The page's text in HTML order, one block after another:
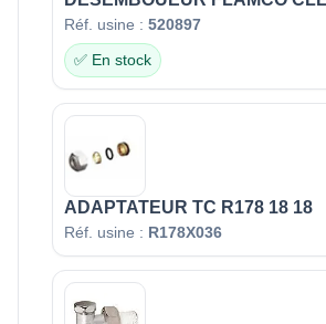
Réf. usine : 520897
✅ En stock
ADAPTATEUR TC R178 18 18
Réf. usine : R178X036